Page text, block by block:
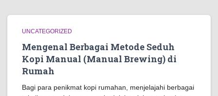
UNCATEGORIZED
Mengenal Berbagai Metode Seduh
Kopi Manual (Manual Brewing) di
Rumah
Bagi para penikmat kopi rumahan, menjelajahi berbagai